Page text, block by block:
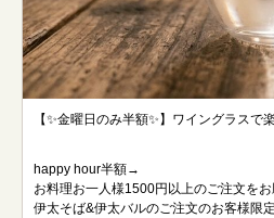
【✨金曜日のみ半額✨】ワイングラスで
happy hour半額→
お料理お一人様1500円以上のご注文をお
伊太そば&伊太バルのご注文のお客様限定